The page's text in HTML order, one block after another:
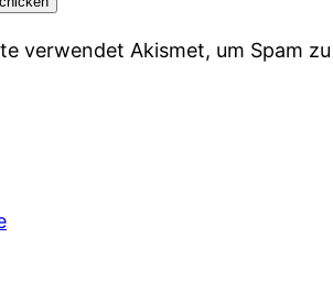
verwendet Akismet, um Spam